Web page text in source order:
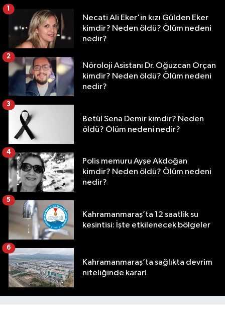
Necati Ali Eker'in kızı Gülden Eker
kimdir? Neden öldü? Ölüm nedeni
nedir?
1
Nöroloji Asistanı Dr. Oğuzcan Orçan
kimdir? Neden öldü? Ölüm nedeni
nedir?
2
Betül Sena Demir kimdir? Neden
öldü? Ölüm nedeni nedir?
3
Polis memuru Ayşe Akdoğan
kimdir? Neden öldü? Ölüm nedeni
nedir?
4
Kahramanmaraş’ta 12 saatlik su
kesintisi: İşte etkilenecek bölgeler
5
Kahramanmaraş’ta sağlıkta devrim
niteliğinde karar!
6